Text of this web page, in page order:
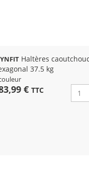
Haltères caoutchouc
37.5 kg
€ TTC